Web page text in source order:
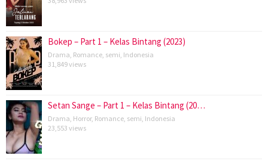
Bokep – Part 1 – Kelas Bintang (2023)
Drama Romance semi Indonesia
31,849 views
Setan Sange – Part 1 – Kelas Bintang (20…
Drama Horror, Romance semi Indonesia
23,553 views